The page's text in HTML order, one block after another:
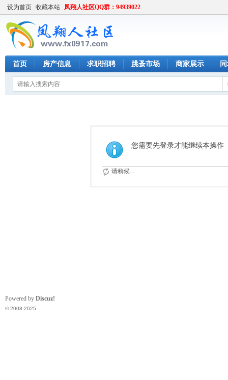
设为首页 收藏本站 凤翔人社区QQ群：94939022
首页 房产信息 求职招聘 跳蚤市场 商家展示
您需要先登录才能继续本操作
请稍候...
Powered by Discuz!
© 2008-2025.